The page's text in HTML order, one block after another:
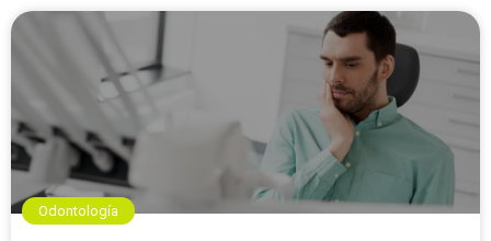
Odontología